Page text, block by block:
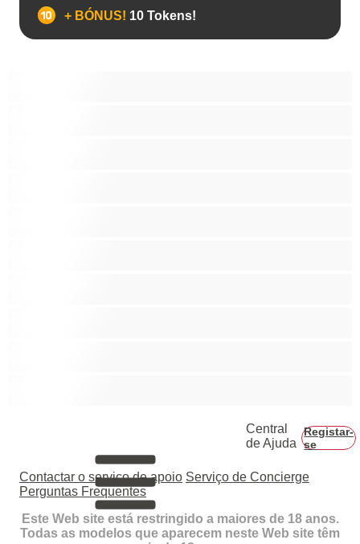
+ BÓNUS! 10 Tokens!
Central
de Ajuda
Registar-
se
Contactar o serviço de apoio Serviço de Concierge
Perguntas Frequentes
Este Web site está restringido a maiores de 18 anos.
Todas as modelos que aparecem neste Web site têm